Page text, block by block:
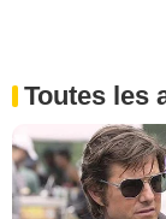
Toutes les